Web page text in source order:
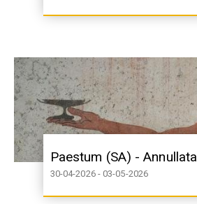
Paestum (SA) - Annullata
30-04-2026 - 03-05-2026